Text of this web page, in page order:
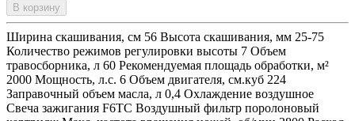
В корзину
Ширина скашивания, см 56 Высота скашивания, мм 25-75
Количество режимов регулировки высоты 7 Объем
травосборника, л 60 Рекомендуемая площадь обработки, м²
2000 Мощность, л.с. 6 Объем двигателя, см.куб 224
Заправочный объем масла, л 0,4 Охлаждение воздушное
Свеча зажигания F6TC Воздушный фильтр поролоновый